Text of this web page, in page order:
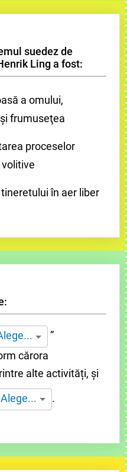
suedez de
Ling a fost:
a omului,
frumuseţea
proceselor
în aer liber
”
cărora
alte activități, și
Alege... .